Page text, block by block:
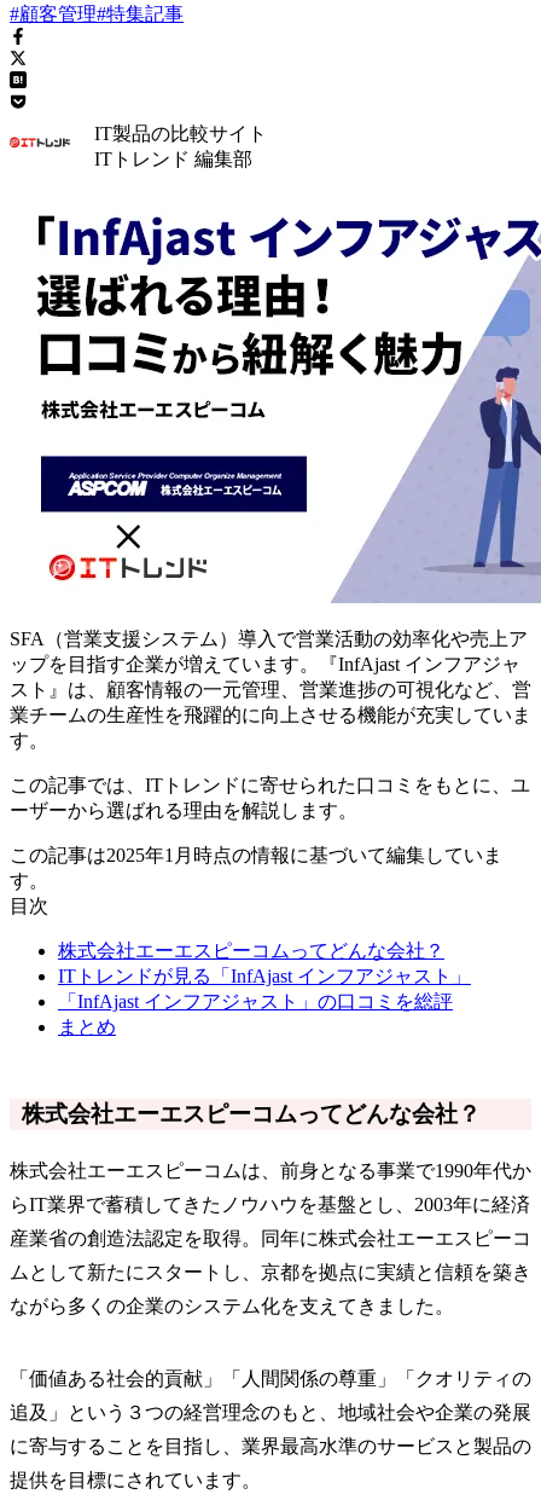
#顧客管理#特集記事
IT製品の比較サイト
ITトレンド 編集部
SFA（営業支援システム）導入で営業活動の効率化や売上ア
ップを目指す企業が増えています。『InfAjast インフアジャ
スト』は、顧客情報の一元管理、営業進捗の可視化など、営
業チームの生産性を飛躍的に向上させる機能が充実していま
す。
この記事では、ITトレンドに寄せられた口コミをもとに、ユ
ーザーから選ばれる理由を解説します。
この記事は2025年1月時点の情報に基づいて編集していま
す。
目次
株式会社エーエスピーコムってどんな会社？
ITトレンドが見る「InfAjast インフアジャスト」
「InfAjast インフアジャスト」の口コミを総評
まとめ
株式会社エーエスピーコムってどんな会社？
株式会社エーエスピーコムは、前身となる事業で1990年代か
らIT業界で蓄積してきたノウハウを基盤とし、2003年に経済
産業省の創造法認定を取得。同年に株式会社エーエスピーコ
ムとして新たにスタートし、京都を拠点に実績と信頼を築き
ながら多くの企業のシステム化を支えてきました。
「価値ある社会的貢献」「人間関係の尊重」「クオリティの
追及」という３つの経営理念のもと、地域社会や企業の発展
に寄与することを目指し、業界最高水準のサービスと製品の
提供を目標にされています。